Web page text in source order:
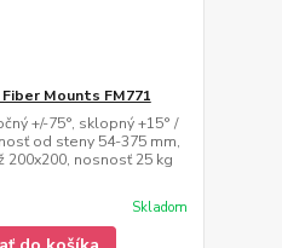
Mounts FM771
+/-75°, sklopný +15° /
od steny 54-375 mm,
200x200, nosnosť 25 kg
Skladom